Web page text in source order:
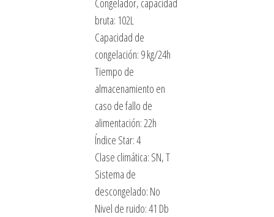
Congelador, capacidad
bruta: 102L
Capacidad de
congelación: 9 kg/24h
Tiempo de
almacenamiento en
caso de fallo de
alimentación: 22h
Índice Star: 4
Clase climática: SN, T
Sistema de
descongelado: No
Nivel de ruido: 41 Db